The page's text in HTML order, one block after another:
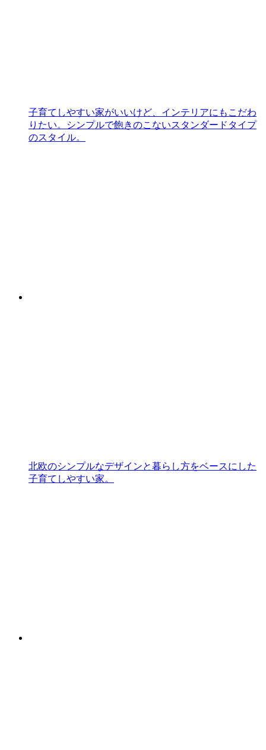
子育てしやすい家がいいけど、インテリアにもこだわ
りたい。シンプルで飽きのこないスタンダードタイプ
のスタイル。
北欧のシンプルなデザインと暮らし方をベースにした
子育てしやすい家。